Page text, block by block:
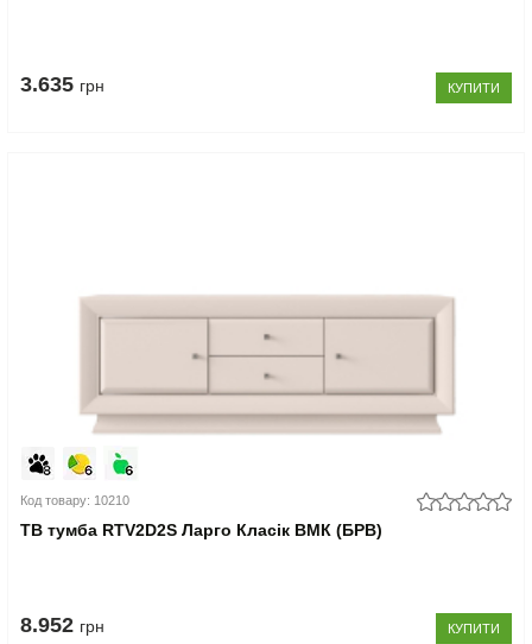
3.635 грн КУПИТИ
Код товару: 10210
ТВ тумба RTV2D2S Ларго Класік ВМК (БРВ)
8.952 грн КУПИТИ